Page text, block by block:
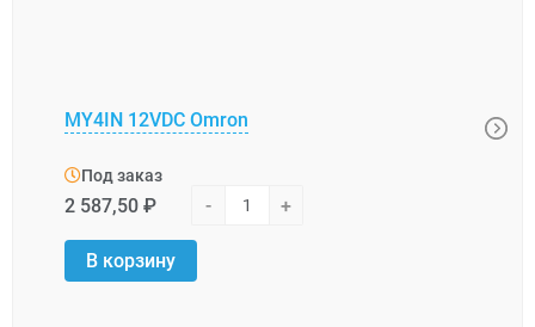
MY4IN 12VDC Omron
Под заказ
2 587,50 ₽ - +
В корзину